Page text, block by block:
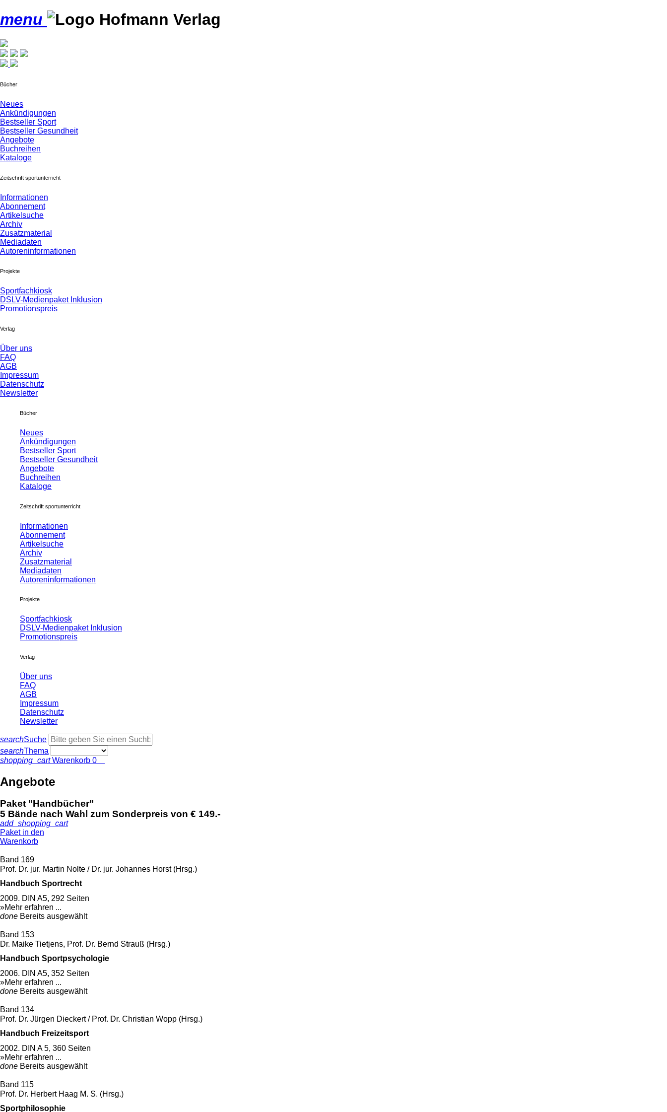
menu
Bücher
Neues
Ankündigungen
Bestseller Sport
Bestseller Gesundheit
Angebote
Buchreihen
Kataloge
Zeitschrift sportunterricht
Informationen
Abonnement
Artikelsuche
Archiv
Zusatzmaterial
Mediadaten
Autoreninformationen
Projekte
Sportfachkiosk
DSLV-Medienpaket Inklusion
Promotionspreis
Verlag
Über uns
FAQ
AGB
Impressum
Datenschutz
Newsletter
Bücher
Neues
Ankündigungen
Bestseller Sport
Bestseller Gesundheit
Angebote
Buchreihen
Kataloge
Zeitschrift sportunterricht
Informationen
Abonnement
Artikelsuche
Archiv
Zusatzmaterial
Mediadaten
Autoreninformationen
Projekte
Sportfachkiosk
DSLV-Medienpaket Inklusion
Promotionspreis
Verlag
Über uns
FAQ
AGB
Impressum
Datenschutz
Newsletter
searchSuche
searchThema
shopping_cartWarenkorb 0
Angebote
Paket "Handbücher"
5 Bände nach Wahl zum Sonderpreis von € 149.-
add_shopping_cart
Paket in den
Warenkorb
Band 169
Prof. Dr. jur. Martin Nolte / Dr. jur. Johannes Horst (Hrsg.)
Handbuch Sportrecht
2009. DIN A5, 292 Seiten
»Mehr erfahren ...
done Bereits ausgewählt
Band 153
Dr. Maike Tietjens, Prof. Dr. Bernd Strauß (Hrsg.)
Handbuch Sportpsychologie
2006. DIN A5, 352 Seiten
»Mehr erfahren ...
done Bereits ausgewählt
Band 134
Prof. Dr. Jürgen Dieckert / Prof. Dr. Christian Wopp (Hrsg.)
Handbuch Freizeitsport
2002. DIN A 5, 360 Seiten
»Mehr erfahren ...
done Bereits ausgewählt
Band 115
Prof. Dr. Herbert Haag M. S. (Hrsg.)
Sportphilosophie